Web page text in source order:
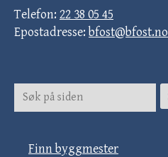
Telefon: 22 38 05 45
Epostadresse: bfost@bfost.no
Finn byggmester